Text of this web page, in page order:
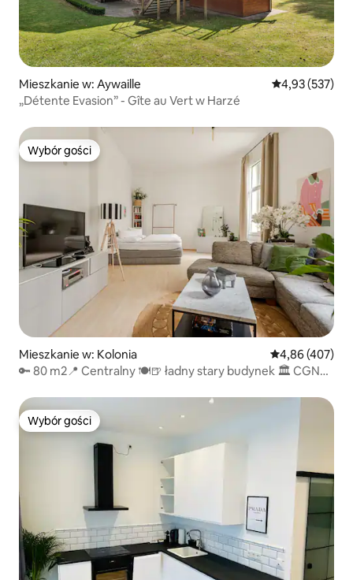
Mieszkanie w: Aywaille Średnia
4,93 (537)
„Détente Evasion” - Gîte au Vert w Harzé
Wybór gości
Wybór gości
Mieszkanie w: Kolonia Średnia
4,86 (407)
🔑 80 m2📍 Centralny 🍽🍺 ładny stary budynek 🏛 CGN
Wybór gości
Wybór gości